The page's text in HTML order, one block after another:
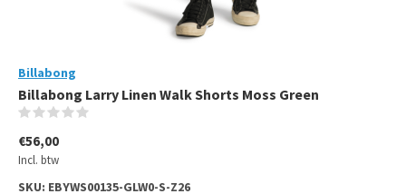
Billabong
Billabong Larry Linen Walk Shorts Moss Green
€56,00
Incl. btw
SKU: EBYWS00135-GLW0-S-Z26